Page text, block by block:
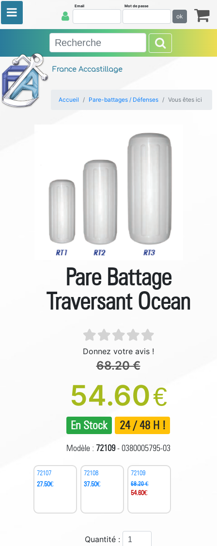
France Accastillage
Email Mot de passe
ok
Accueil Pare-battages / Défenses Vous êtes ici
Pare Battage
Traversant Ocean
Donnez votre avis !
68.20 €
54.60€
En Stock 24 / 48 H !
Modèle : 72109- 0380005795-03
72107
27.50€
72108
37.50€
72109
68.20 €
54.60€
Quantité :